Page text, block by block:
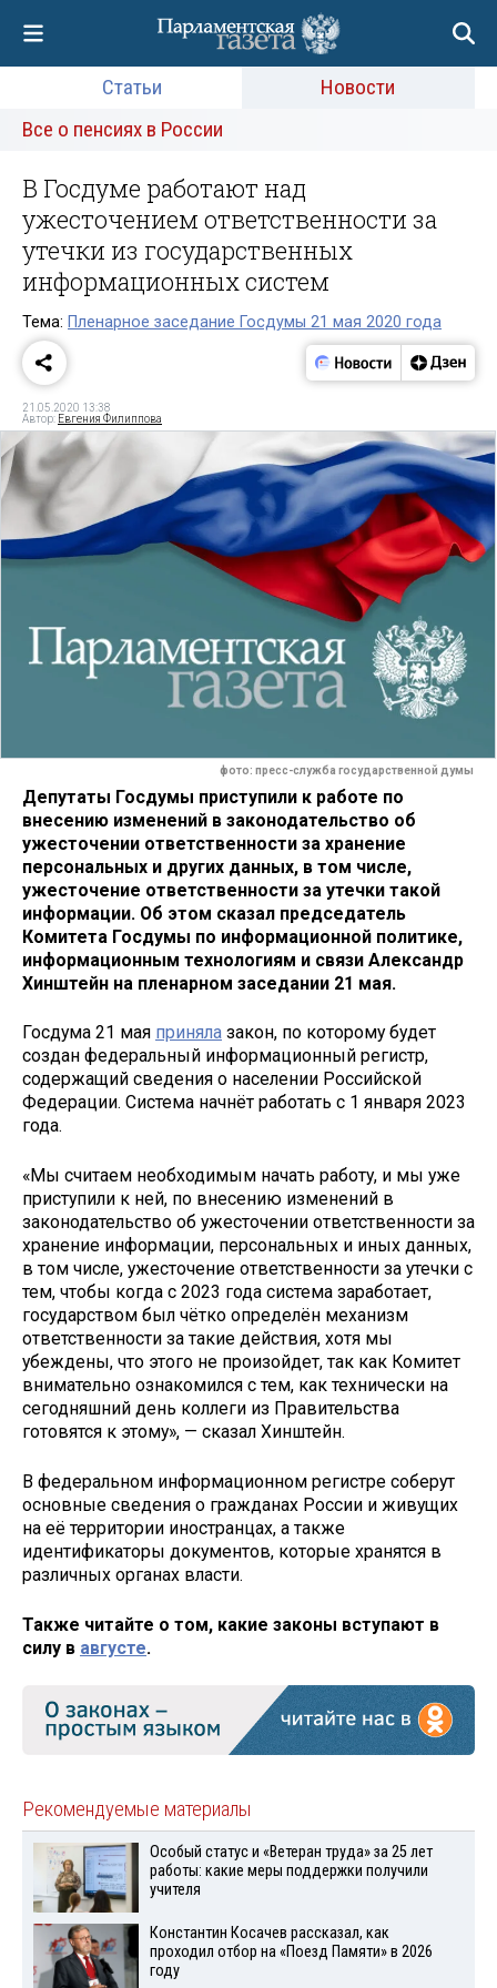
Статьи
Новости
Все о пенсиях в России
В Госдуме работают над
ужесточением ответственности за
утечки из государственных
информационных систем
Тема: Пленарное заседание Госдумы 21 мая 2020 года
21.05.2020 13:38
Автор: Евгения Филиппова
фото: пресс-служба государственной думы
Депутаты Госдумы приступили к работе по
внесению изменений в законодательство об
ужесточении ответственности за хранение
персональных и других данных, в том числе,
ужесточение ответственности за утечки такой
информации. Об этом сказал председатель
Комитета Госдумы по информационной политике,
информационным технологиям и связи Александр
Хинштейн на пленарном заседании 21 мая.
Госдума 21 мая приняла закон, по которому будет
создан федеральный информационный регистр,
содержащий сведения о населении Российской
Федерации. Система начнёт работать с 1 января 2023
года.
«Мы считаем необходимым начать работу, и мы уже
приступили к ней, по внесению изменений в
законодательство об ужесточении ответственности за
хранение информации, персональных и иных данных,
в том числе, ужесточение ответственности за утечки с
тем, чтобы когда с 2023 года система заработает,
государством был чётко определён механизм
ответственности за такие действия, хотя мы
убеждены, что этого не произойдет, так как Комитет
внимательно ознакомился с тем, как технически на
сегодняшний день коллеги из Правительства
готовятся к этому», — сказал Хинштейн.
В федеральном информационном регистре соберут
основные сведения о гражданах России и живущих
на её территории иностранцах, а также
идентификаторы документов, которые хранятся в
различных органах власти.
Также читайте о том, какие законы вступают в
силу в августе.
Рекомендуемые материалы
Особый статус и «Ветеран труда» за 25 лет
работы: какие меры поддержки получили
учителя
Константин Косачев рассказал, как
проходил отбор на «Поезд Памяти» в 2026
году